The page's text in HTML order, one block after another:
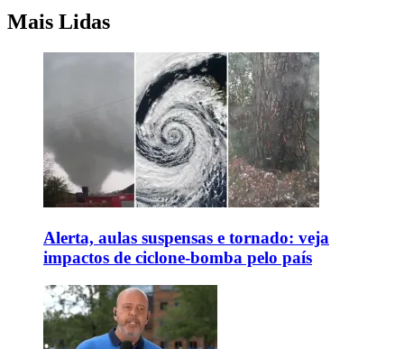
Mais Lidas
Alerta, aulas suspensas e tornado: veja
impactos de ciclone-bomba pelo país